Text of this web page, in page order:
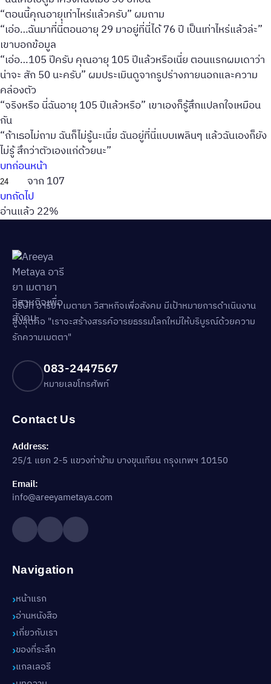
“ตอนนี้คุณอายุเท่าไหร่แล้วครับ” ผมถาม
“เอ่อ…ฉันมาที่นี่ตอนอายุ 29 มาอยู่ที่นี่ได้ 76 ปี เป็นเท่าไหร่แล้วล่ะ”
เขาบอกข้อมูล
“เอ่อ…105 ปีครับ คุณอายุ 105 ปีแล้วหรือเนี่ย ตอนแรกผมเดาว่า
น่าจะ สัก 50 นะครับ” ผมประเมินดูจากรูปร่างภายนอกและความ
คล่องตัว
“จริงหรือ นี่ฉันอายุ 105 ปีแล้วหรือ” เขาเองก็รู้สึกแปลกใจเหมือน
กัน
“ถ้าเธอไม่ถาม ฉันก็ไม่รู้นะเนี่ย ฉันอยู่ที่นี่แบบเพลินๆ แล้วฉันเองก็ยัง
ไม่รู้ สึกว่าตัวเองแก่ด้วยนะ”
บทก่อนหน้า
จาก 107
บทถัดไป
อ่านแล้ว 22%
บริษัท อารียา เมตายา วิสาหกิจเพื่อสังคม มีเป้าหมายการดำเนินงาน
สูงสุดคือ "เราจะสร้างสรรค์อารยธรรมโลกใหม่ให้บริบูรณ์ด้วยความ
รักความเมตตา"
083-2447567
หมายเลขโทรศัพท์
Contact Us
Address:
25/1 แยก 2-5 แขวงท่าข้าม บางขุนเทียน กรุงเทพฯ 10150
Email:
info@areeyametaya.com
Navigation
หน้าแรก
อ่านหนังสือ
เกี่ยวกับเรา
ของที่ระลึก
แกลเลอรี